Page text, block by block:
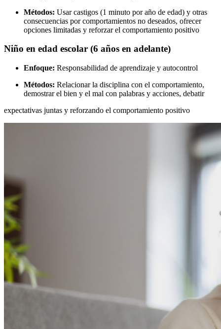
Métodos: Usar castigos (1 minuto por año de edad) y otras
consecuencias por comportamientos no deseados, ofrecer
opciones limitadas y reforzar el comportamiento positivo
Niño en edad escolar (6 años en adelante)
Enfoque: Responsabilidad de aprendizaje y autocontrol
Métodos: Relacionar la disciplina con el comportamiento,
demostrar el bien y el mal con palabras y acciones, debatir
expectativas juntas y reforzando el comportamiento positivo